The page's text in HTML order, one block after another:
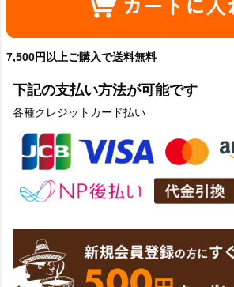
7,500円以上ご購入で送料無料
下記の支払い方法が可能です
各種クレジットカード払い